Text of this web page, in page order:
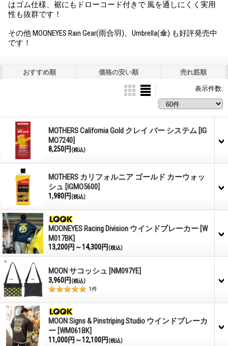
はゴム仕様、裾にもドローコード付きで 風を通しにくく実用
性も抜群です！
その他 MOONEYES Rain Gear(雨合羽)、Umbrella(傘) も好評発売中
です！
おすすめ順 価格の安い順 売れ筋順
表示件数:
MOTHERS California Gold クレイ バー システム [IG
MO7240]
8,250円(税込)
MOTHERS カリフォルニア ゴールド カーウォッ
シュ [IGMO5600]
1,980円(税込)
MOONEYES Racing Division ウインドブレーカー [W
M017BK]
13,200円～14,300円(税込)
MOON サコッシュ [NM097YE]
3,960円(税込)
1件
MOON Signs & Pinstriping Studio ウインドブレーカ
ー [WM061BK]
11,000円～12,100円(税込)